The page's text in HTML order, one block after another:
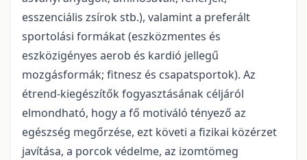
esszenciális zsírok stb.), valamint a preferált
sportolási formákat (eszközmentes és
eszközigényes aerob és kardió jellegű
mozgásformák; fitnesz és csapatsportok). Az
étrend-kiegészítők fogyasztásának céljáról
elmondható, hogy a fő motiváló tényező az
egészség megőrzése, ezt követi a fizikai közérzet
javítása, a porcok védelme, az izomtömeg